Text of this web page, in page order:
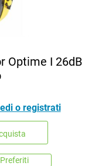
Optime I 26dB
o registrati
Preferiti